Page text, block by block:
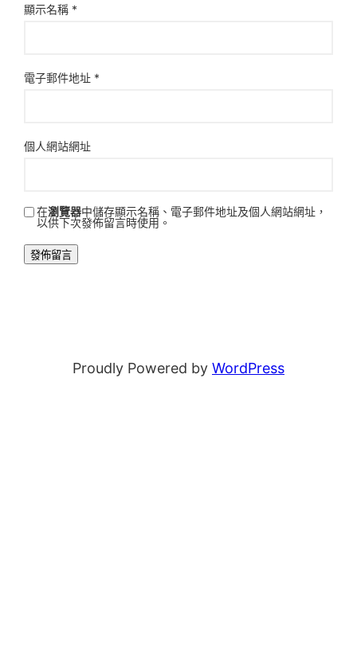
顯示名稱 *
電子郵件地址 *
個人網站網址
在瀏覽器中儲存顯示名稱、電子郵件地址及個人網站網址，
以供下次發佈留言時使用。
Proudly Powered by WordPress